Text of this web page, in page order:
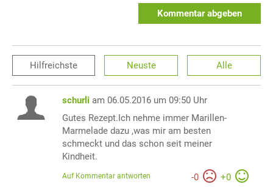
Kommentar abgeben
Hilfreichste Neuste Alle
schurli am 06.05.2016 um 09:50 Uhr
Gutes Rezept.Ich nehme immer Marillen-
Marmelade dazu ,was mir am besten
schmeckt und das schon seit meiner
Kindheit.
-0 +0
Auf Kommentar antworten